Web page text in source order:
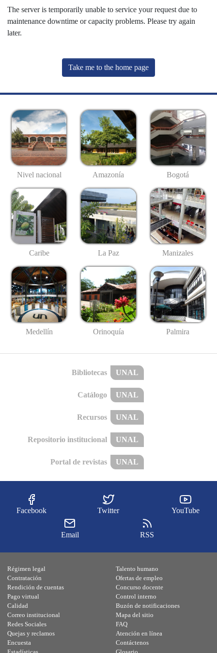
The server is temporarily unable to service your request due to
maintenance downtime or capacity problems. Please try again
later.
Take me to the home page
Nivel nacional Amazonía Bogotá
Caribe La Paz Manizales
Medellín Orinoquía Palmira
Bibliotecas UNAL
Catálogo UNAL
Recursos UNAL
Repositorio institucional UNAL
Portal de revistas UNAL
Facebook Twitter YouTube
Email RSS
Régimen legal
Contratación
Rendición de cuentas
Pago virtual
Calidad
Talento humano
Ofertas de empleo
Concurso docente
Control interno
Buzón de notificaciones
Correo institucional
Redes Sociales
Quejas y reclamos
Encuesta
Mapa del sitio
FAQ
Atención en línea
Contáctenos